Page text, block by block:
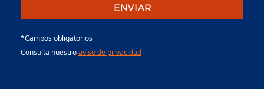
*Campos obligatorios
Consulta nuestroaviso de privacidad